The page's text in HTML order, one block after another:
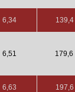
6,34 139,4
6,51 179,6
6,63 197,6